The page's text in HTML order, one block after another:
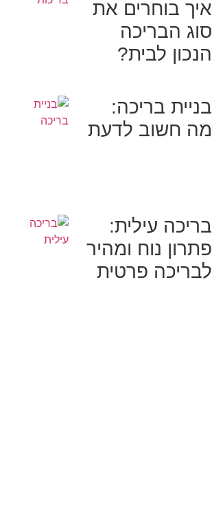
איך בוחרים את
סוג הבריכה
הנכון לבית?
בניית בריכה:
מה חשוב לדעת
בריכה עילית:
פתרון נוח ומהיר
לבריכה פרטית